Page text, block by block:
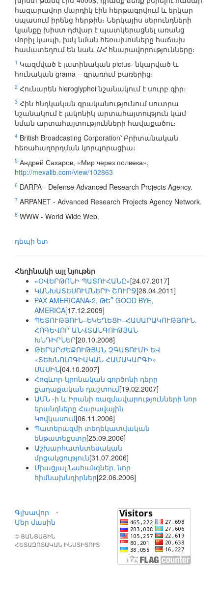
հազարավոր մարդիկ էին հերթագրվում և երկար
սպասում իրենց հերթին։ Ներկայիս սերունդների
կյանքը խիստ դժվար է պատկերացնել առանց
մոբիլ կապի, իսկ նման հեռախոսները հաճախ
համատեղում են նաև ԱՀհնարավորությունները։
1 Կազմված է լատինական pictus- նկարված և
հունական grama – գրառում բառերից։
2 Հունարեն hieroglyphoi նշանակում է սուրբ գիր։
3 Հին հնդկական գրականությունում սուտրա
նշանակում է լակոնիկ արտահայտություն կամ
նման արտահայտությունների հավաքածու։
4 British Broadcasting Corporation՝ Բրիտանական
հեռահաղորդման կորպորացիա։
5 Андрей Сахаров, «Мир через полвека»,
http://mexalib.com/view/102863
6 DARPA - Defense Advanced Research Projects Agency.
7 ARPANET - Advanced Research Projects Agency Network.
8 WWW - World Wide Web.
դեպի ետ
Հեղինակի այլ նյութեր
«ՕՎԵՐԹՈՆԻ ՊԱՏՈՒՀԱՆԸ»[24.07.2017]
ԿԱՆԽԱՏԵՍՈՒՄՆԵՐԻ ՇՈՒՐՋ[28.04.2011]
PAX AMERICANA-2, ԹԵ՞ GOOD BYE,
AMERICA[17.12.2009]
ՊԵՏՈՒԹՅՈՒՆ–ԵԿԵՂԵՑԻ–ՀԱՍԱՐԱԿՈՒԹՅՈՒՆ.
ՀՈԳԵՎՈՐ ԱՆՎՏԱՆԳՈՒԹՅԱՆ
ԽՆԴԻՐՆԵՐ[20.10.2008]
ԹԵՐԱՐԺԵՔՈՒԹՅԱՆ ԶԳԱՑՈՒՄԻ ԵՎ
«ՏԵԽՆՈԼՈԳԻԱԿԱՆ ՀԱՄԱԿԱՐԳԻ»
ՄԱՍԻՆ[04.10.2007]
Հոգևոր-կրոնական գործոնի դերը
քաղաքական դաշտում[19.02.2007]
ԱՄՆ -ի և Իրանի ռազմավարությունների նոր
երանգները Հարավային
Կովկասում[06.11.2006]
Պատերազմի տեղեկատվական
ենթատեքստը[25.09.2006]
Աշխարհատնտեսական
մրցակցություն[31.07.2006]
Միացյալ Նահանգներ. նոր
հիմնախնդիրներ[22.06.2006]
Գլխավոր
⋅
Մեր մասին
© ՑԱՆՑԱՅԻՆ
ՀԵՏԱԶՈՏԱԿԱՆ ԻՆՍՏԻՏՈՒՏ